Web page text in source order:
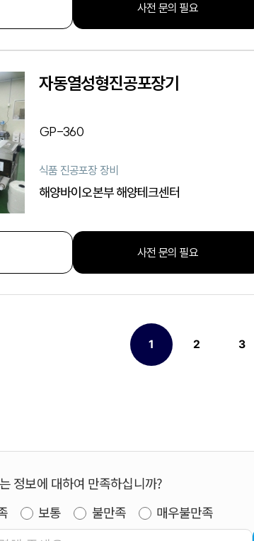
사전 문의 필요
자동열성형진공포장기
GP-360
식품 진공포장 장비
해양바이오본부 해양테크센터
사전 문의 필요
열린
1
페이지
2
페이지
3
페
정보에 대하여 만족하십니까?
보통 불만족
매우불만족